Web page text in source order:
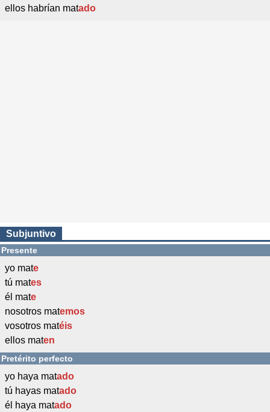
ellos habrían matado
Subjuntivo
Presente
yo mate
tú mates
él mate
nosotros matemos
vosotros matéis
ellos maten
Pretérito perfecto
yo haya matado
tú hayas matado
él haya matado